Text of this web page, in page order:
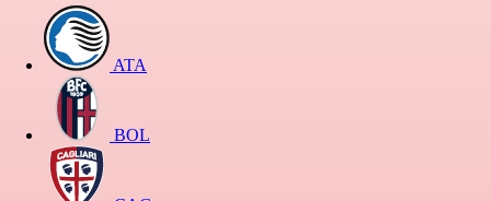
ATA
BOL